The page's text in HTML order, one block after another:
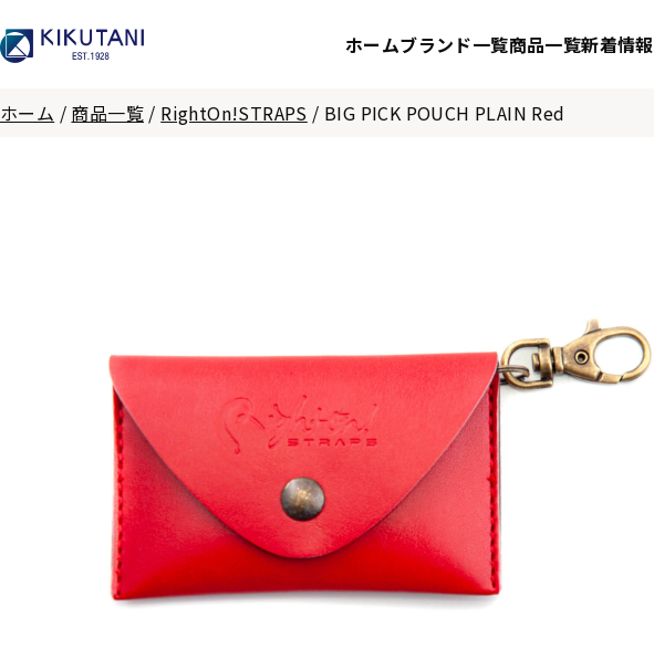
ホームブランド一覧商品一覧新着情報
ホーム / 商品一覧 / RightOn!STRAPS / BIG PICK POUCH PLAIN Red